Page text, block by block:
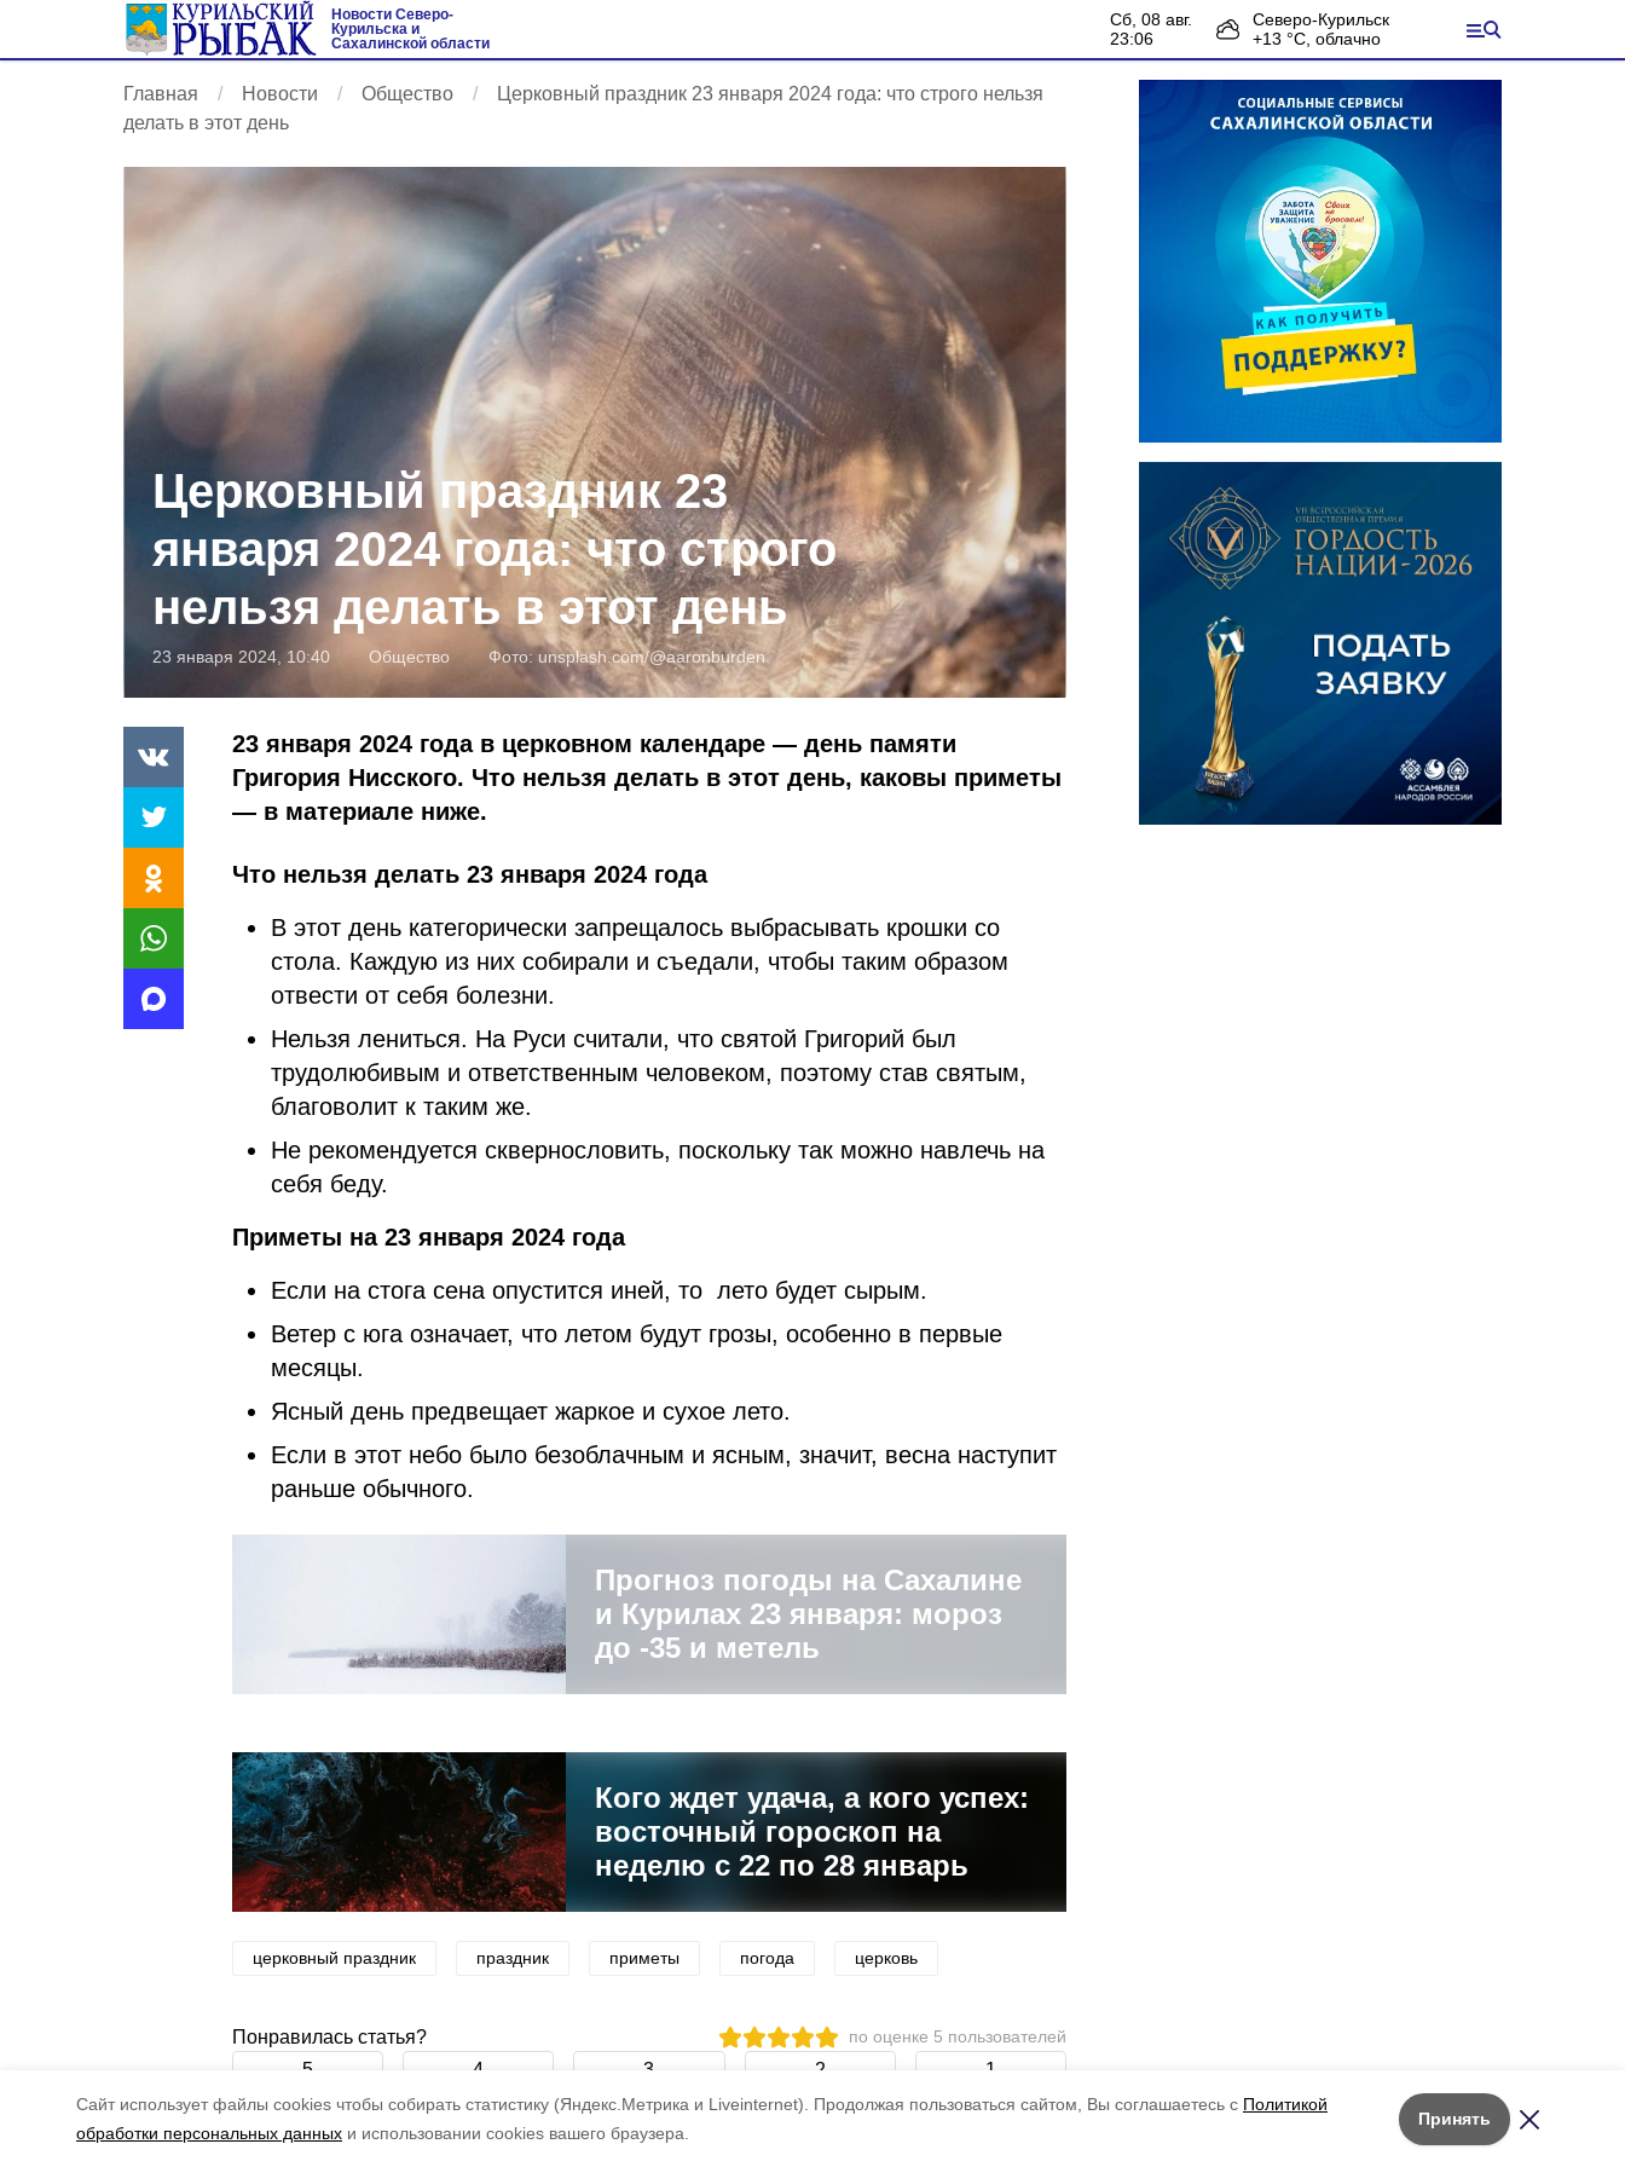
Cайт использует файлы cookies чтобы собирать статистику (Яндекс.Метрика и Liveinternet). Продолжая пользоваться сайтом, Вы соглашаетесь с Политикой
обработки персональных данных и использовании cookies вашего браузера.
Принять
Новости Северо-
Курильска и
Сахалинской области
сб, 08 авг.
23:06
Северо-Курильск
+13 °С, облачно
Лента новостей
Главная Новости Общество
Церковный праздник 23 января 2024 года: что строго нельзя
делать в этот день
Церковный праздник 23
января 2024 года: что строго
нельзя делать в этот день
23 января 2024, 10:40 Общество Фото: unsplash.com/@aaronburden
23 января 2024 года в церковном календаре — день памяти
Григория Нисского. Что нельзя делать в этот день, каковы приметы
— в материале ниже.
Что нельзя делать 23 января 2024 года
В этот день категорически запрещалось выбрасывать крошки со
стола. Каждую из них собирали и съедали, чтобы таким образом
отвести от себя болезни.
Нельзя лениться. На Руси считали, что святой Григорий был
трудолюбивым и ответственным человеком, поэтому став святым,
благоволит к таким же.
Не рекомендуется сквернословить, поскольку так можно навлечь на
себя беду.
Приметы на 23 января 2024 года
Если на стога сена опустится иней, то лето будет сырым.
Ветер с юга означает, что летом будут грозы, особенно в первые
месяцы.
Ясный день предвещает жаркое и сухое лето.
Если в этот небо было безоблачным и ясным, значит, весна наступит
раньше обычного.
Прогноз погоды на Сахалине
и Курилах 23 января: мороз
до -35 и метель
Кого ждет удача, а кого успех:
восточный гороскоп на
неделю с 22 по 28 январь
церковный праздник праздник приметы погода церковь
Понравилась статья? по оценке 5 пользователей
5 4 3 2 1